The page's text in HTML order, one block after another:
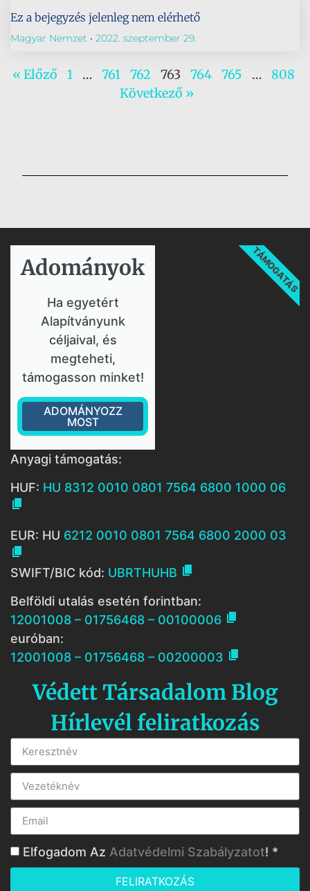
Ez a bejegyzés jelenleg nem elérhető
Magyar Nemzet 2022. szeptember 29.
« Előző 1 … 761 762 763 764 765 …
808
Következő »
Adományok​
Ha egyetért
Alapítványunk
céljaival, és
megteheti,
támogasson minket!
ADOMÁNYOZZ
MOST
TÁMOGATÁS
Anyagi támogatás:
HUF: HU 8312 0010 0801 7564 6800 1000 06

EUR: HU 6212 0010 0801 7564 6800 2000 03

SWIFT/BIC kód: UBRTHUHB 
Belföldi utalás esetén forintban:
12001008 – 01756468 – 00100006 
euróban:
12001008 – 01756468 – 00200003 
Védett Társadalom Blog
Hírlevél feliratkozás
Elfogadom Az Adatvédelmi Szabályzatot! *
FELIRATKOZÁS